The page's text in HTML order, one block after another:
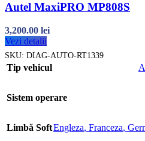
Autel MaxiPRO MP808S
3,200.00 lei
Vezi detalii
SKU: DIAG-AUTO-RT1339
Tip vehicul
Sistem operare
Limbă SoftEngleza, Franceza,